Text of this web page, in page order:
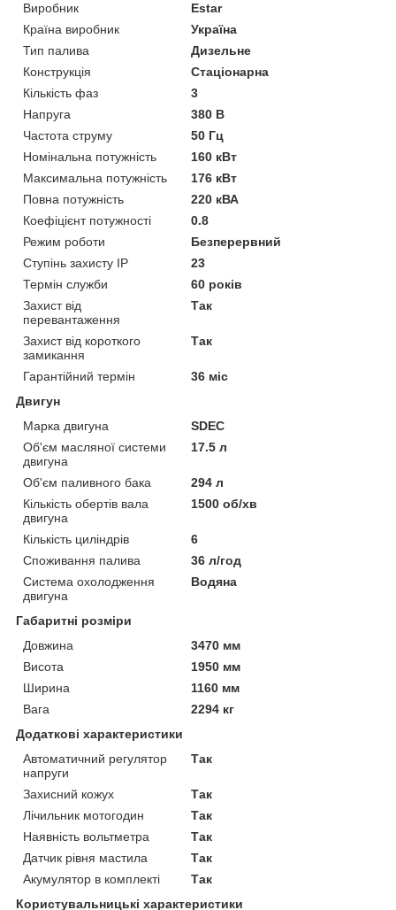
Виробник
Estar
Країна виробник
Україна
Тип палива
Дизельне
Конструкція
Стаціонарна
Кількість фаз
3
Напруга
380 В
Частота струму
50 Гц
Номінальна потужність
160 кВт
Максимальна потужність
176 кВт
Повна потужність
220 кВА
Коефіцієнт потужності
0.8
Режим роботи
Безперервний
Ступінь захисту IP
23
Термін служби
60 років
Захист від
перевантаження
Так
Захист від короткого
замикання
Так
Гарантійний термін
36 міс
Двигун
Марка двигуна
SDEC
Об'єм масляної системи
двигуна
17.5 л
Об'єм паливного бака
294 л
Кількість обертів вала
двигуна
1500 об/хв
Кількість циліндрів
6
Споживання палива
36 л/год
Система охолодження
двигуна
Водяна
Габаритні розміри
Довжина
3470 мм
Висота
1950 мм
Ширина
1160 мм
Вага
2294 кг
Додаткові характеристики
Автоматичний регулятор
напруги
Так
Захисний кожух
Так
Лічильник мотогодин
Так
Наявність вольтметра
Так
Датчик рівня мастила
Так
Акумулятор в комплекті
Так
Користувальницькі характеристики